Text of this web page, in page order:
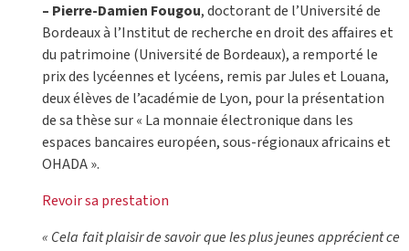
– Pierre-Damien Fougou, doctorant de l’Université de
Bordeaux à l’Institut de recherche en droit des affaires et
du patrimoine (Université de Bordeaux), a remporté le
prix des lycéennes et lycéens, remis par Jules et Louana,
deux élèves de l’académie de Lyon, pour la présentation
de sa thèse sur « La monnaie électronique dans les
espaces bancaires européen, sous-régionaux africains et
OHADA ».
Revoir sa prestation
« Cela fait plaisir de savoir que les plus jeunes apprécient ce